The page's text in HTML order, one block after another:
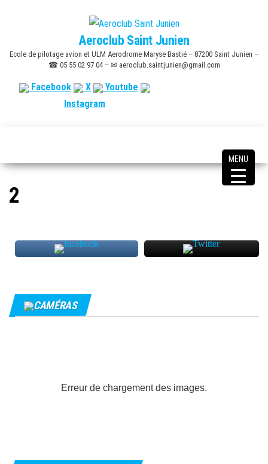
content
Aeroclub Saint Junien
Ecole de pilotage avion et ULM Aerodrome Maryse Bastié – 87200 Saint Junien –
☎ 05 55 02 97 04 – ✉ aeroclub.saintjunien@gmail.com
Facebook X
Youtube
Instagram
2
CAMÉRAS
Erreur de chargement des images.
MENU